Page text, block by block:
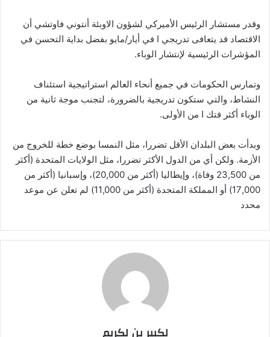
وقدر مستشار الرئيس الأميركي لشؤون الاوبئة أنتوني فاوتشي أن
الاقتصاد قد يتعافى تدريجي ا في أيار/مايو بفضل بداية التحسن في
المؤشرات الرئيسية لإنتشار الوباء.
وتمارس الحكومات في جميع أنحاء العالم استراتيجية استئناف
النشاط، والتي ستكون تدريجية بالضرورة، لتجنب موجة ثانية من
الوباء أكثر فتك ا من الأولى.
وبدأت بعض البلدان الأقل تضررا، مثل النمسا بوضع خطة للخروج من
الأزمة. ولكن أي من الدول الأكثر تضررا، مثل الولايات المتحدة (أكثر
من 23,500 وفاة)، وإيطاليا (أكثر من 20,000)، وإسبانيا (أكثر من
17,000) أو المملكة المتحدة (أكثر من 11,000) لم تعلن عن موعد
محدد
لكبير بن لكريم